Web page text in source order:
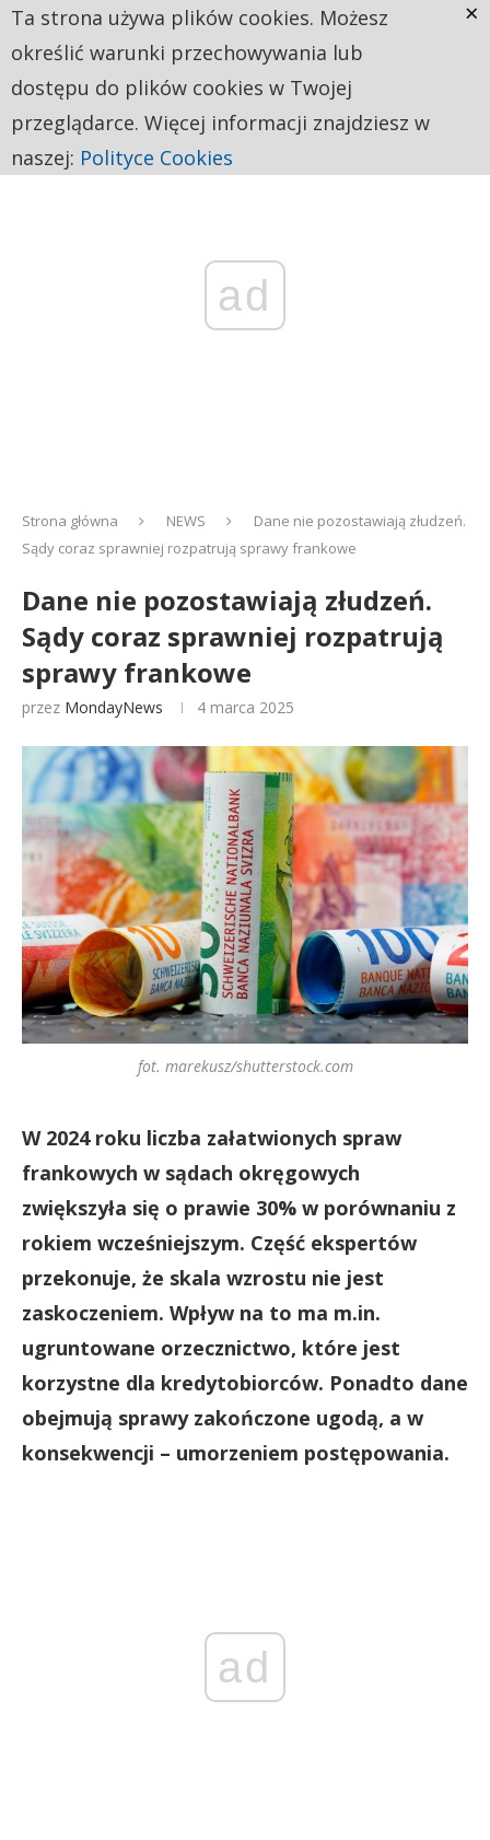
ad
Strona główna NEWS
Dane nie pozostawiają złudzeń.
Sądy coraz sprawniej rozpatrują sprawy frankowe
Dane nie pozostawiają złudzeń.
Sądy coraz sprawniej rozpatrują
sprawy frankowe
przez MondayNews 4 marca 2025
fot. marekusz/shutterstock.com
W 2024 roku liczba załatwionych spraw
frankowych w sądach okręgowych
zwiększyła się o prawie 30% w porównaniu z
rokiem wcześniejszym. Część ekspertów
przekonuje, że skala wzrostu nie jest
zaskoczeniem. Wpływ na to ma m.in.
ugruntowane orzecznictwo, które jest
korzystne dla kredytobiorców. Ponadto dane
obejmują sprawy zakończone ugodą, a w
konsekwencji – umorzeniem postępowania.
ad
Ta strona używa plików cookies. Możesz
określić warunki przechowywania lub
dostępu do plików cookies w Twojej
przeglądarce. Więcej informacji znajdziesz w
naszej: Polityce Cookies
×